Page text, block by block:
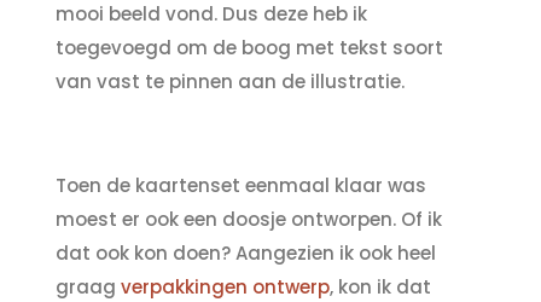
mooi beeld vond. Dus deze heb ik
toegevoegd om de boog met tekst soort
van vast te pinnen aan de illustratie.
Toen de kaartenset eenmaal klaar was
moest er ook een doosje ontworpen. Of ik
dat ook kon doen? Aangezien ik ook heel
graagverpakkingen ontwerp, kon ik dat